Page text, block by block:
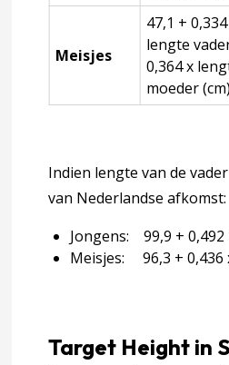
Begeleiden en behandelen
over 4 Begeleiden en
een afwijkende lengtegroei
over 6 Totstandkoming
Meisjes
47,1 +
lengte
0,364 x
moeder (cm)
Indien lengte van de
van Nederlandse afkomst:
Jongens: 99,9 + 0,492
Meisjes: 96,3 + 0,436
Target Height in